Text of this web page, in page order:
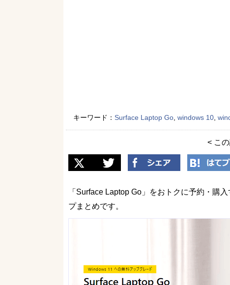
キーワード： Surface Laptop Go windows 10
< こ
「Surface Laptop Go」をおトクに予約・購
プまとめです。